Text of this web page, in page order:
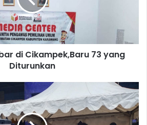
di Cikampek,Baru 73 yang
Diturunkan